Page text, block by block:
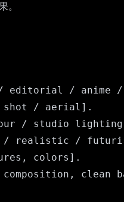
。
editorial /
shot / aerial].
/ studio
/ realistic /
colors].